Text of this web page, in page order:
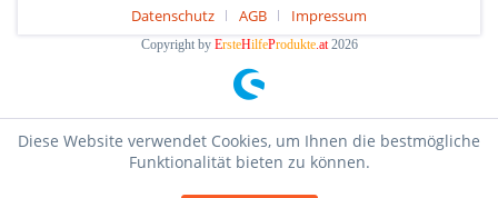
Datenschutz
AGB Impressum
Copyright by ErsteHilfeProdukte.at2026
Diese Website verwendet Cookies, um Ihnen die bestmögliche
Funktionalität bieten zu können.